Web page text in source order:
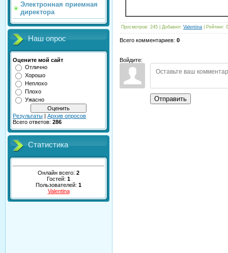
Электронная приемная
директора
Наш опрос
Оцените мой сайт
Отлично
Хорошо
Неплохо
Плохо
Ужасно
Результаты | Архив опросов
Всего ответов: 286
Статистика
Онлайн всего: 2
Гостей: 1
Пользователей: 1
Valentina
Просмотров: 245 Добавил: Valentina Рейтинг:
Всего комментариев: 0
Войдите:
Отправить